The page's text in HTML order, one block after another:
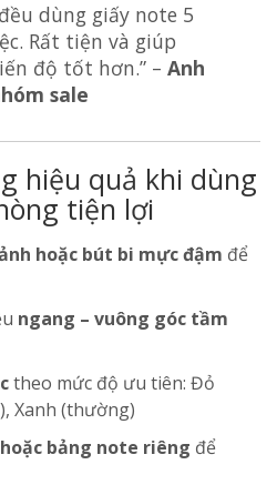
dùng giấy note 5
Rất tiện và giúp
độ tốt hơn.” –Anh
sale
hiệu quả khi dùng
tiện lợi
hoặc bút bi mực đậm để
ngang – vuông góc tầm
theo mức độ ưu tiên: Đỏ
Xanh (thường)
bảng note riêng để